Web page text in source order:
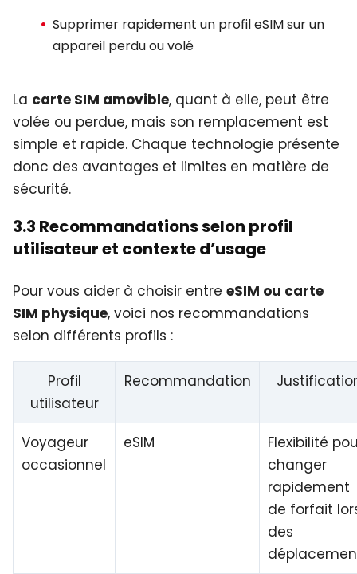
Supprimer rapidement un profil eSIM sur un
appareil perdu ou volé
La carte SIM amovible, quant à elle, peut être
volée ou perdue, mais son remplacement est
simple et rapide. Chaque technologie présente
donc des avantages et limites en matière de
sécurité.
3.3 Recommandations selon profil
utilisateur et contexte d’usage
Pour vous aider à choisir entre eSIM ou carte
SIM physique, voici nos recommandations
selon différents profils :
Profil
utilisateur
Recommandation
Voyageur
occasionnel
eSIM
Flexibilité
changer
rapidement
de forfait
des